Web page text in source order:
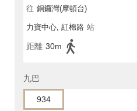
往 銅鑼灣(摩頓台)
力寶中心, 紅棉路 站
距離 30m
九巴
934